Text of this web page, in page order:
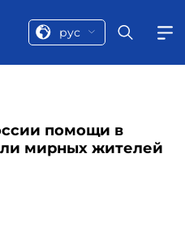
рус
помощи в
мирных жителей